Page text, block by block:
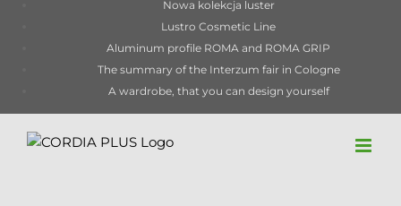
Nowa kolekcja luster
Lustro Cosmetic Line
Aluminum profile ROMA and ROMA GRIP
The summary of the Interzum fair in Cologne
A wardrobe, that you can design yourself